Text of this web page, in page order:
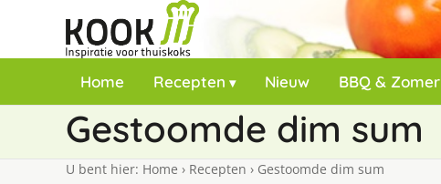
Home Recepten Nieuw BBQ & Zomer
Gestoomde dim sum
U bent hier: Home › Recepten › Gestoomde dim sum